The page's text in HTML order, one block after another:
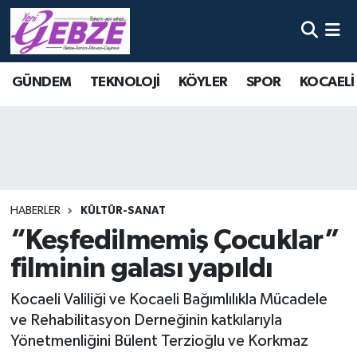
GÜNDEM TEKNOLOJİ KÖYLER SPOR
HABERLER KÜLTÜR-SANAT
“Keşfedilmemiş Çocuklar”
filminin galası yapıldı
Kocaeli Valiliği ve Kocaeli Bağımlılıkla Mücadele
ve Rehabilitasyon Derneğinin katkılarıyla
Yönetmenliğini Bülent Terzioğlu ve Korkmaz
Nöbetçi Eczaneler
Tüm Manşetler
Son Dakika Haberleri
Haber Arşivi